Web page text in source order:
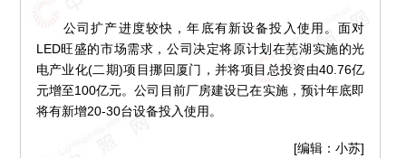
公司扩产进度较快，年底有新设备投入使用。面对
LED旺盛的市场需求，公司决定将原计划在芜湖实施的光
电产业化(二期)项目挪回厦门，并将项目总投资由40.76亿
元增至100亿元。公司目前厂房建设已在实施，预计年底即
将有新增20-30台设备投入使用。
[编辑：小苏]